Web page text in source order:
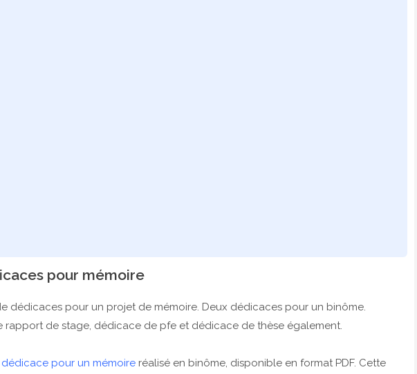
pour mémoire
dédicaces pour un projet de mémoire. Deux dédicaces pour un binôme.
rapport de stage, dédicace de pfe et dédicace de thèse également.
dédicace pour un mémoireréalisé en binôme, disponible en format PDF. Cette